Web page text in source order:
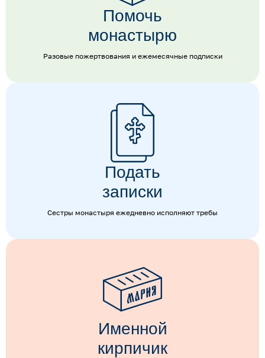
Помочь
монастырю
Разовые пожертвования и ежемесячные подписки
Подать
записки
Сестры монастыря ежедневно исполняют требы
Именной
кирпичик